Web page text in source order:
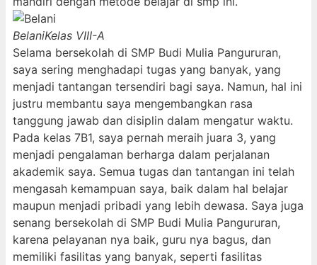
BelaniKelas VIII-A
Selama bersekolah di SMP Budi Mulia Pangururan,
saya sering menghadapi tugas yang banyak, yang
menjadi tantangan tersendiri bagi saya. Namun, hal ini
justru membantu saya mengembangkan rasa
tanggung jawab dan disiplin dalam mengatur waktu.
Pada kelas 7B1, saya pernah meraih juara 3, yang
menjadi pengalaman berharga dalam perjalanan
akademik saya. Semua tugas dan tantangan ini telah
mengasah kemampuan saya, baik dalam hal belajar
maupun menjadi pribadi yang lebih dewasa. Saya juga
senang bersekolah di SMP Budi Mulia Pangururan,
karena pelayanan nya baik, guru nya bagus, dan
memiliki fasilitas yang banyak, seperti fasilitas